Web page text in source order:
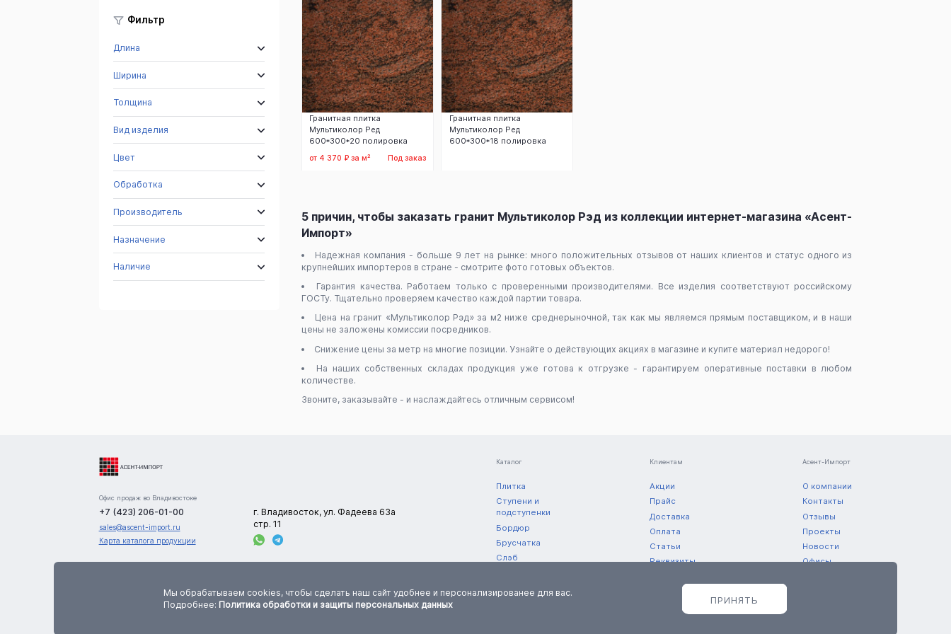
Фильтр
Длина
Ширина
Толщина
Вид изделия
Цвет
Обработка
Производитель
Назначение
Наличие
Гранитная плитка
Мультиколор Ред
600*300*20 полировка
от 4 370 ₽ за м² Под заказ
Гранитная плитка
Мультиколор Ред
600*300*18 полировка
5 причин, чтобы заказать гранит Мультиколор Рэд из коллекции интернет-магазина «Асент-
Импорт»
Надежная компания - больше 9 лет на рынке: много положительных отзывов от наших клиентов и статус одного из
крупнейших импортеров в стране - смотрите фото готовых объектов.
Гарантия качества. Работаем только с проверенными производителями. Все изделия соответствуют российскому
ГОСТу. Тщательно проверяем качество каждой партии товара.
Цена на гранит «Мультиколор Рэд» за м2 ниже среднерыночной, так как мы являемся прямым поставщиком, и в наши
цены не заложены комиссии посредников.
Снижение цены за метр на многие позиции. Узнайте о действующих акциях в магазине и купите материал недорого!
На наших собственных складах продукция уже готова к отгрузке - гарантируем оперативные поставки в любом
количестве.
Звоните, заказывайте - и наслаждайтесь отличным сервисом!
Офис продаж во Владивостоке
+7 (423) 206-01-00
sales@ascent-import.ru
Карта каталога продукции
г. Владивосток, ул. Фадеева 63а
стр. 11
цена, количество и характеристики товаров указаны приблизительно. Точную информацию
по данным параметрам необходимо уточнять у менеджеров компании до оформления
Каталог
Плитка
Ступени и
подступенки
Бордюр
Брусчатка
Слэб
Клиентам
Акции
Прайс
Доставка
Оплата
Статьи
Реквизиты
Асент-Импорт
О компании
Контакты
Отзывы
Проекты
Новости
Офисы
© 2011 — 2026 ООО «Асент-Импорт»
Мы обрабатываем cookies, чтобы сделать наш сайт удобнее и персонализированее для вас.
Подробнее: Политика обработки и защиты персональных данных ПРИНЯТЬ